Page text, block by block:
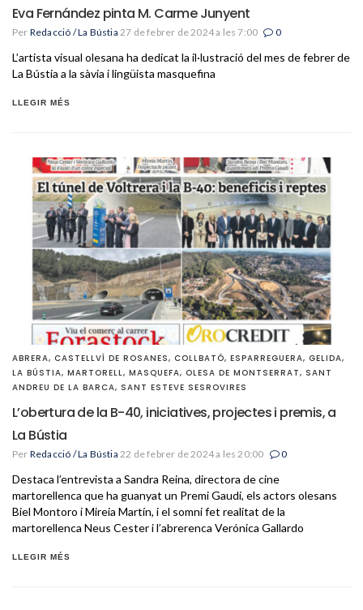
Eva Fernández pinta M. Carme Junyent
Per Redacció / La Bústia 27 de febrer de 2024 a les 7:00 0
L’artista visual olesana ha dedicat la il·lustració del mes de febrer de
La Bústia a la sàvia i lingüista masquefina
LLEGIR MÉS
ABRERA, CASTELLVÍ DE ROSANES, COLLBATÓ, ESPARREGUERA, GELIDA,
LA BÚSTIA, MARTORELL, MASQUEFA, OLESA DE MONTSERRAT, SANT
ANDREU DE LA BARCA, SANT ESTEVE SESROVIRES
L’obertura de la B-40, iniciatives, projectes i premis, a
La Bústia
Per Redacció / La Bústia 22 de febrer de 2024 a les 20:00 0
Destaca l’entrevista a Sandra Reina, directora de cine
martorellenca que ha guanyat un Premi Gaudí, els actors olesans
Biel Montoro i Mireia Martín, i el somni fet realitat de la
martorellenca Neus Cester i l’abrerenca Verónica Gallardo
LLEGIR MÉS